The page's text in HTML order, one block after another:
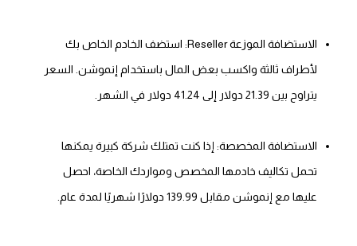
الاستضافة الموزعة Reseller: استضف الخادم الخاص بك
لأطراف ثالثة واكسب بعض المال باستخدام إنموشن. السعر
يتراوح بين 21.39 دولار إلى 41.24 دولار في الشهر.
الاستضافة المخصصة: إذا كنت تمتلك شركة كبيرة يمكنها
تحمل تكاليف خادمها المخصص ومواردك الخاصة، احصل
عليها مع إنموشن مقابل 139.99 دولارًا شهريًا لمدة عام.